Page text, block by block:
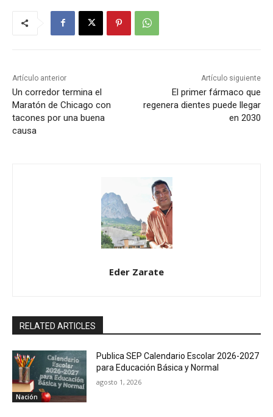
Artículo anterior
Un corredor termina el
Maratón de Chicago con
tacones por una buena
causa
Artículo siguiente
El primer fármaco que
regenera dientes puede llegar
en 2030
Eder Zarate
RELATED ARTICLES
Nación
Publica SEP Calendario Escolar 2026-2027
para Educación Básica y Normal
agosto 1, 2026